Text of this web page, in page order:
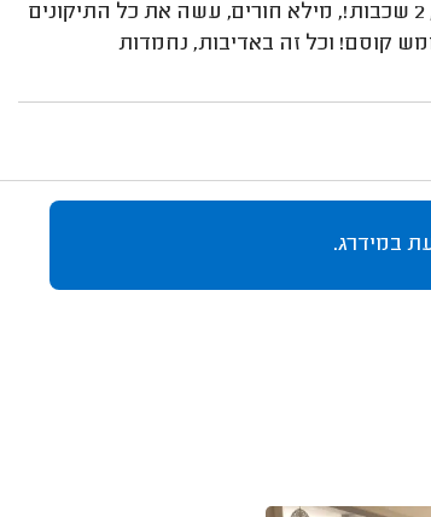
היה יעיל מאד! בהחלט אמליץ בהמשך! יוסי צבע את כל הדירה ביסודיות, 2 שכבות!, מילא חורים, עשה את כל התיקונים
קוסם! וכל זה באדיבות, נחמדות
במידרג.